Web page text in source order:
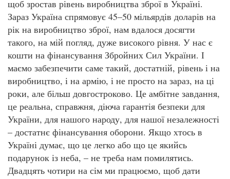
щоб зростав рівень виробництва зброї в Україні.
Зараз Україна спрямовує 45–50 мільярдів доларів на
рік на виробництво зброї, нам вдалося досягти
такого, на мій погляд, дуже високого рівня. У нас є
кошти на фінансування Збройних Сил України. І
маємо забезпечити саме такий, достатній, рівень і на
виробництво, і на армію, і не просто на зараз, на ці
роки, але більш довгостроково. Це амбітне завдання,
це реальна, справжня, діюча гарантія безпеки для
України, для нашого народу, для нашої незалежності
– достатнє фінансування оборони. Якщо хтось в
Україні думає, що це легко або що це якийсь
подарунок із неба, – не треба нам помилятись.
Двадцять чотири на сім ми працюємо, щоб дати